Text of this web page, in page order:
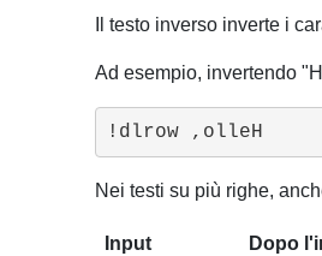
Il testo inverso inverte i
Ad esempio, invertendo
!dlrow ,olleH
Nei testi su più righe,
Input Dopo